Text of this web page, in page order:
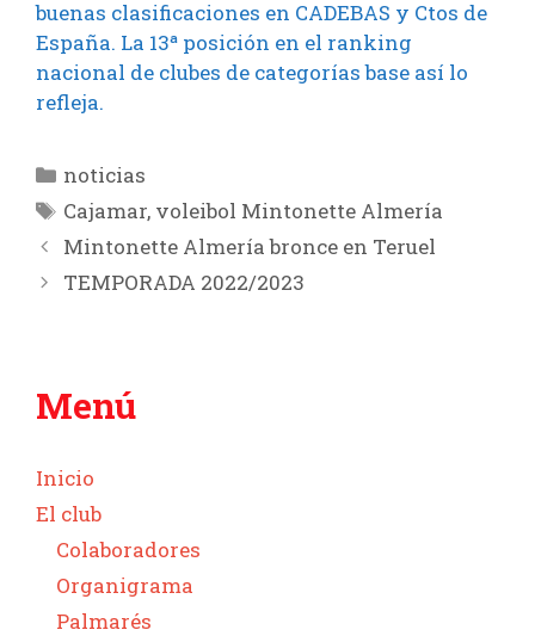
buenas clasificaciones en CADEBAS y Ctos de
España. La 13ª posición en el ranking
nacional de clubes de categorías base así lo
refleja.
Categorías
noticias
Etiquetas
Cajamar, voleibol Mintonette Almería
Mintonette Almería bronce en Teruel
TEMPORADA 2022/2023
Menú
Inicio
El club
Colaboradores
Organigrama
Palmarés